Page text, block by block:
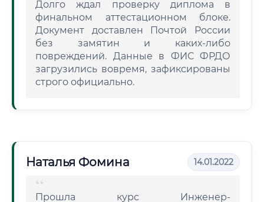
Долго ждал проверку диплома в
финальном аттестационном блоке.
Документ доставлен Почтой России
без замятин и каких-либо
повреждений. Данные в ФИС ФРДО
загрузились вовремя, зафиксированы
строго официально.
Наталья Фомина 14.01.2022
Прошла курс Инженер-